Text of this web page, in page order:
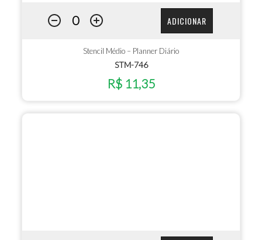
ADICIONAR
Stencil Médio – Planner Diário
STM-746
R$ 11,35